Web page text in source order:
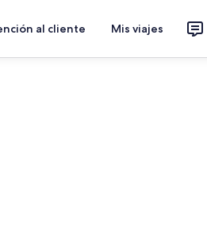
al cliente Mis viajes